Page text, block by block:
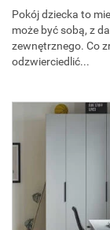
Pokój dziecka to
może być sobą, z
zewnętrznego. Co
odzwierciedlić...